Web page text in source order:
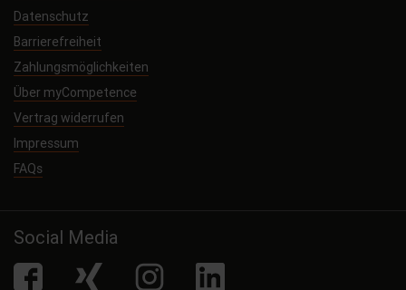
Datenschutz
Barrierefreiheit
Zahlungsmöglichkeiten
Über myCompetence
Vertrag widerrufen
Impressum
FAQs
Social Media
facebook Xing Instagram LinkedIn